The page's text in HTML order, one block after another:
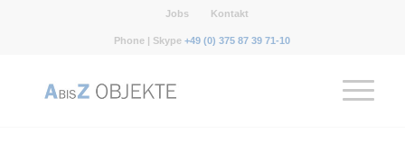
Jobs Kontakt
Phone | Skype+49 (0) 375 87 39 71-10